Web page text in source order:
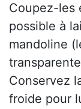
Coupez-les
possible à
mandoline
Conservez
froide pour